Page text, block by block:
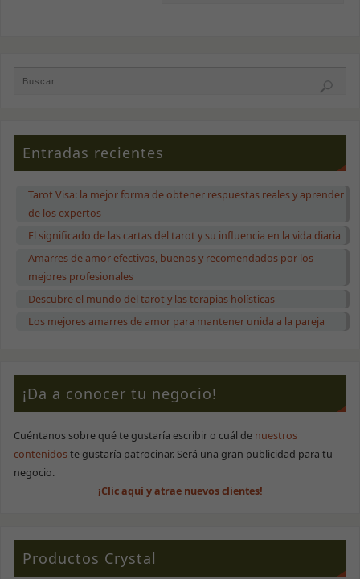
Entradas recientes
Tarot Visa: la mejor forma de obtener respuestas reales y aprender
de los expertos
El significado de las cartas del tarot y su influencia en la vida diaria
Amarres de amor efectivos, buenos y recomendados por los
mejores profesionales
Descubre el mundo del tarot y las terapias holísticas
Los mejores amarres de amor para mantener unida a la pareja
¡Da a conocer tu negocio!
Cuéntanos sobre qué te gustaría escribir o cuál de nuestros
contenidoste gustaría patrocinar. Será una gran publicidad para tu
negocio.
¡Clic aquí y atrae nuevos clientes!
Productos Crystal
desaparecerán
Marketing
intereses y
mientras visitas
posibilidad de
ofertas